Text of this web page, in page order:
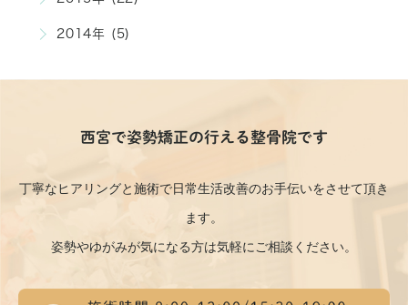
2014年 (5)
西宮で姿勢矯正の行える整骨院です
丁寧なヒアリングと施術で日常生活改善のお手伝いをさせて頂き
ます。
姿勢やゆがみが気になる方は気軽にご相談ください。